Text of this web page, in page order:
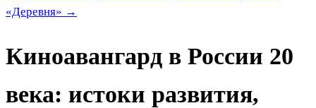
«Деревня» →
Киноавангард в России 20
века: истоки развития,